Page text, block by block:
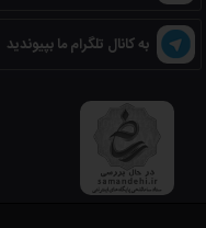
به کانال تلگرام ما بپیوندید